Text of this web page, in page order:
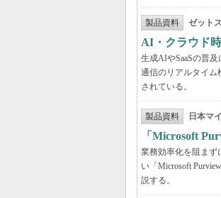
製品資料 ゼット
AI・クラウド
生成AIやSaaSの普
通信のリアルタイム
されている。
製品資料 日本マ
「Microsoft
業務効率化を阻ま
い「Microsoft
説する。